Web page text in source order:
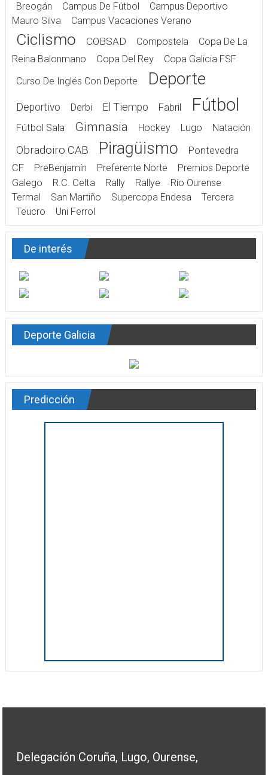
Breogán
Campus De Fútbol
Campus Deportivo
Mauro Silva
Campus Vacaciones Verano
Ciclismo COBSAD Compostela
Copa De La
Reina Balonmano
Copa Del Rey
Copa Galicia FSF
Curso De Inglés Con Deporte
Deporte
Deportivo Derbi El Tiempo Fabril Fútbol
Fútbol Sala Gimnasia Hockey Lugo Natación
Obradoiro CAB Piragüismo
Pontevedra
CF
PreBenjamín Preferente Norte
Premios Deporte
Galego
R.C. Celta Rally Rallye
Río Ourense
Termal
San Martiño Supercopa Endesa
Tercera
Teucro
Uni Ferrol
De interés
Deporte Galicia
Predicción
Delegación Coruña, Lugo, Ourense,